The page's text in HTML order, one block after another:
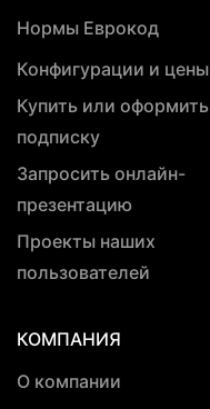
Нормы Еврокод
Конфигурации и цены
Купить или оформить
подписку
Запросить онлайн-
презентацию
Проекты наших
пользователей
КОМПАНИЯ
О компании